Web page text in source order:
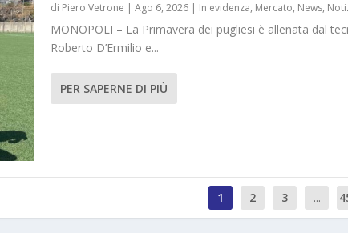
di Piero Vetrone | Ago 6, 2026| In evidenza, Mercato, News,
MONOPOLI – La Primavera dei pugliesi è allenata dal
Roberto D’Ermilio e...
PER SAPERNE DI PIÙ
1 2 3 ...